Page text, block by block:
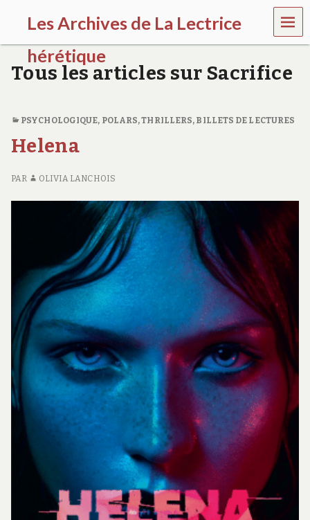
Les Archives de La Lectrice
hérétique
(
0
5
-
0
0
MEN
U
Tous les articles sur Sacrifice
PSYCHOLOGIQUE, POLARS, THRILLERS, BILLETS DE LECTURES
Helena
PAR OLIVIA LANCHOIS